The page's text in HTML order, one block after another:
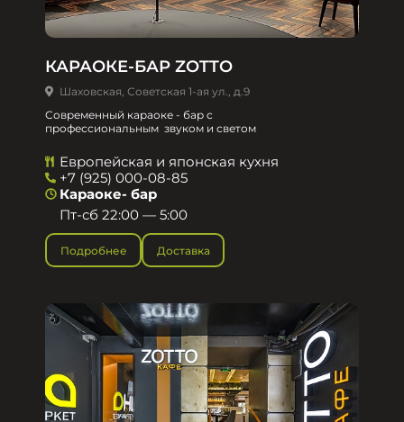
КАРАОКЕ-БАР ZOTTO
Шаховская, Советская 1-ая ул., д.9
Современный караоке - бар с
профессиональным звуком и светом
Европейская и японская кухня
+7 (925) 000-08-85
Караоке- бар
Пт-сб 22:00 — 5:00
Подробнее Доставка